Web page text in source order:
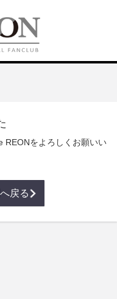
REONをよろしくお願いい
戻る